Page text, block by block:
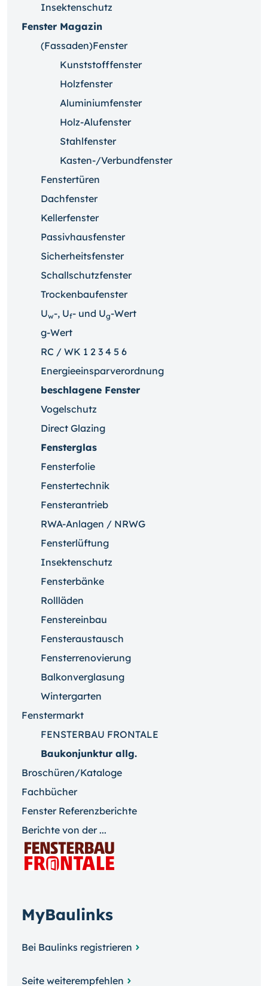
Insektenschutz
Fenster Magazin
(Fassaden)Fenster
Kunststofffenster
Holzfenster
Aluminiumfenster
Holz-Alufenster
Stahlfenster
Kasten-/Verbundfenster
Fenstertüren
Dachfenster
Kellerfenster
Passivhausfenster
Sicherheitsfenster
Schallschutzfenster
Trockenbaufenster
Uw-, Uf- und Ug-Wert
g-Wert
RC / WK 1 2 3 4 5 6
Energieeinsparverordnung
beschlagene Fenster
Vogelschutz
Direct Glazing
Fensterglas
Fensterfolie
Fenstertechnik
Fensterantrieb
RWA-Anlagen / NRWG
Fensterlüftung
Insektenschutz
Fensterbänke
Rollläden
Fenstereinbau
Fensteraustausch
Fensterrenovierung
Balkonverglasung
Wintergarten
Fenstermarkt
FENSTERBAU FRONTALE
Baukonjunktur allg.
Broschüren/Kataloge
Fachbücher
Fenster Referenzberichte
Berichte von der ...
MyBaulinks
Bei Baulinks registrieren
Seite weiterempfehlen